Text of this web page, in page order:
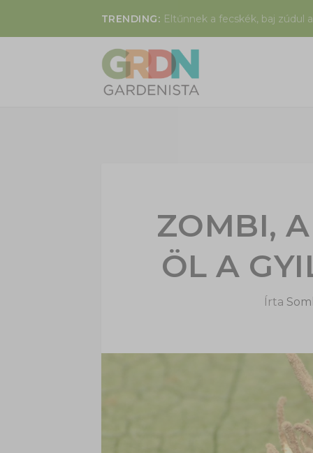
TRENDING: Eltűnnek a fecskék, baj zúdul
ZOMBI,
ÖL A
Írta